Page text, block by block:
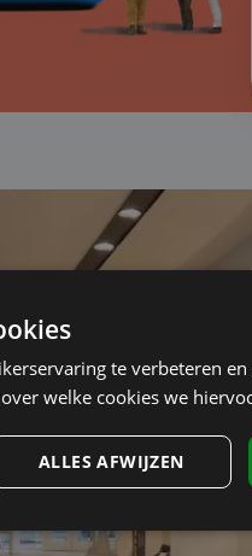
te verbeteren en
welke cookies we
ALLES AFWIJZEN